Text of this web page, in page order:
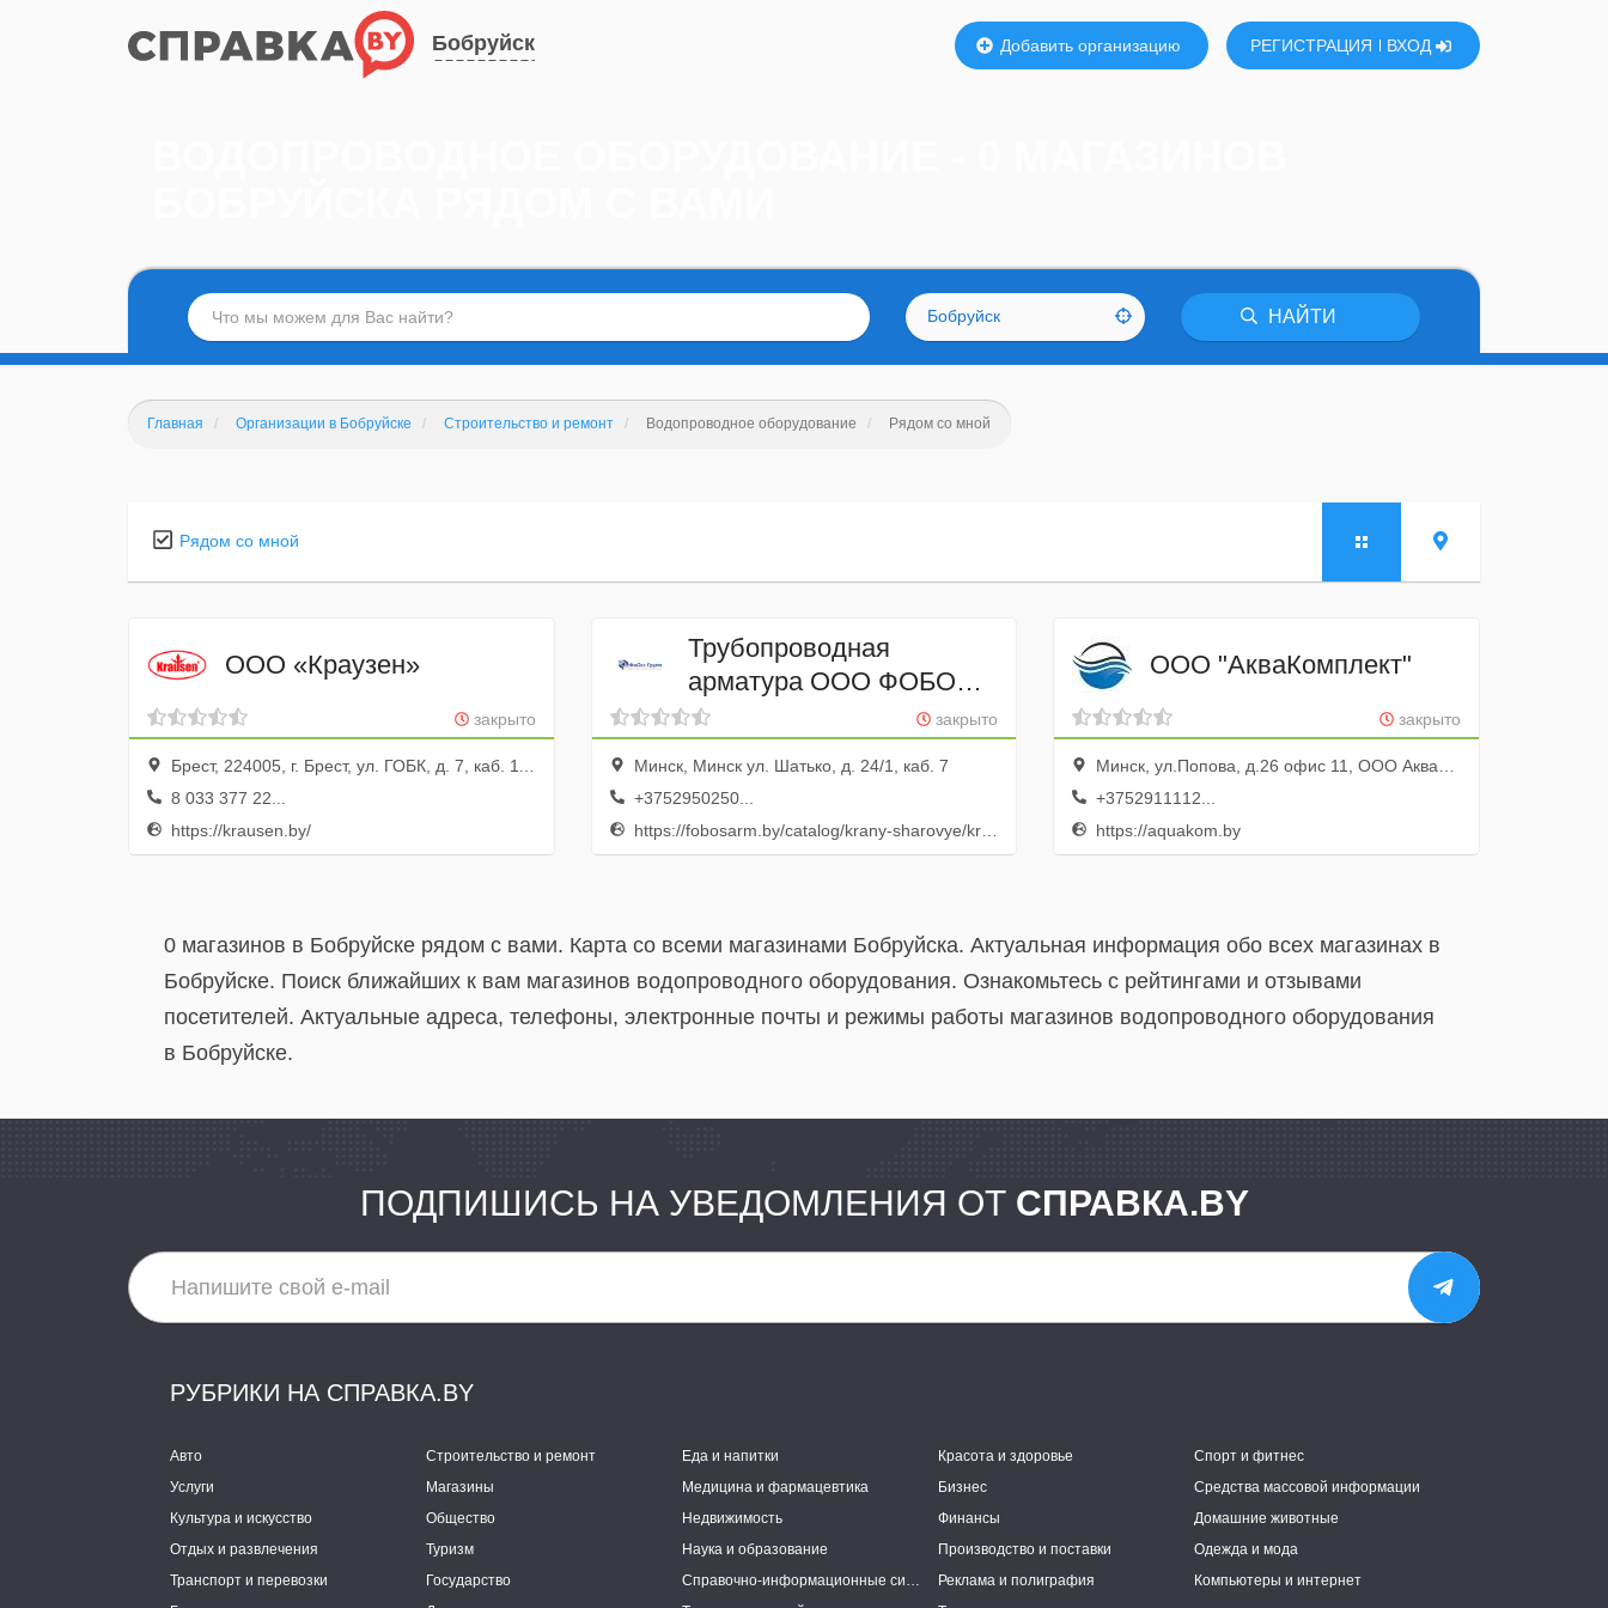
Бобруйск Добавить организацию РЕГИСТРАЦИЯ ВХОД
Бобруйск НАЙТИ
Главная Организации в Бобруйске Строительство и ремонт Водопроводное оборудование Рядом со мной
Рядом со мной
ООО «Краузен»
закрыто
Брест, 224005, г. Брест, ул. ГОБК, д. 7, каб. 111, 112, 114
8 033 377 22...
https://krausen.by/
Трубопроводная
арматура ООО ФОБОС
ГРУПП
закрыто
Минск, Минск ул. Шатько, д. 24/1, каб. 7
+3752950250...
https://fobosarm.by/catalog/krany-sharovye/kriogennye
ООО "АкваКомплект"
закрыто
Минск, ул.Попова, д.26 офис 11, ООО АкваКомплект
+3752911112...
https://aquakom.by
0 магазинов в Бобруйске рядом с вами. Карта со всеми магазинами Бобруйска. Актуальная информация обо всех магазинах в
Бобруйске. Поиск ближайших к вам магазинов водопроводного оборудования. Ознакомьтесь с рейтингами и отзывами
посетителей. Актуальные адреса, телефоны, электронные почты и режимы работы магазинов водопроводного оборудования
в Бобруйске.
ПОДПИШИСЬ НА УВЕДОМЛЕНИЯ ОТ СПРАВКА.BY
РУБРИКИ НА СПРАВКА.BY
Авто Строительство и ремонт Еда и напитки Красота и здоровье
Спорт и фитнес
Услуги
Магазины Медицина и фармацевтика Бизнес
Средства массовой информации
Культура и искусство
Общество Недвижимость Финансы
Домашние животные
Отдых и развлечения
Туризм Наука и образование Производство и поставки
Одежда и мода
Транспорт и перевозки
Государство Справочно-информационные системы Реклама и полиграфия
Компьютеры и интернет